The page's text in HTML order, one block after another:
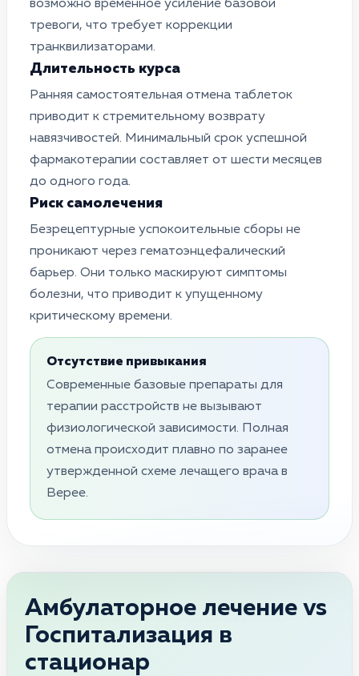
возможно временное усиление базовой
тревоги, что требует коррекции
транквилизаторами.
Длительность курса
Ранняя самостоятельная отмена таблеток
приводит к стремительному возврату
навязчивостей. Минимальный срок успешной
фармакотерапии составляет от шести месяцев
до одного года.
Риск самолечения
Безрецептурные успокоительные сборы не
проникают через гематоэнцефалический
барьер. Они только маскируют симптомы
болезни, что приводит к упущенному
критическому времени.
Отсутствие привыкания
Современные базовые препараты для
терапии расстройств не вызывают
физиологической зависимости. Полная
отмена происходит плавно по заранее
утвержденной схеме лечащего врача в
Верее.
Амбулаторное лечение vs
Госпитализация в
стационар